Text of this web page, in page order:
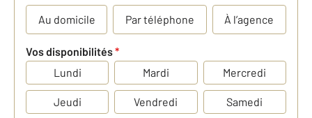
Au domicile
Par téléphone À l’agence
Vos disponibilités*
Lundi
Mardi Mercredi
Jeudi Vendredi Samedi